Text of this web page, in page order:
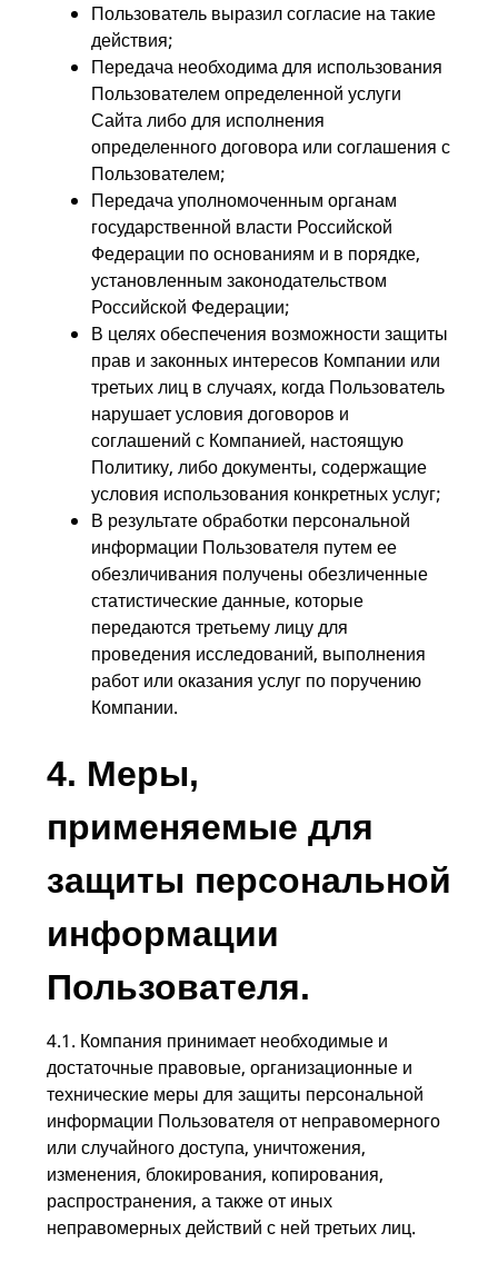
Пользователь выразил согласие на такие
действия;
Передача необходима для использования
Пользователем определенной услуги
Сайта либо для исполнения
определенного договора или соглашения с
Пользователем;
Передача уполномоченным органам
государственной власти Российской
Федерации по основаниям и в порядке,
установленным законодательством
Российской Федерации;
В целях обеспечения возможности защиты
прав и законных интересов Компании или
третьих лиц в случаях, когда Пользователь
нарушает условия договоров и
соглашений с Компанией, настоящую
Политику, либо документы, содержащие
условия использования конкретных услуг;
В результате обработки персональной
информации Пользователя путем ее
обезличивания получены обезличенные
статистические данные, которые
передаются третьему лицу для
проведения исследований, выполнения
работ или оказания услуг по поручению
Компании.
4. ​Меры,
применяемые для
защиты персональной
информации
Пользователя.
4.1. Компания принимает необходимые и
достаточные правовые, организационные и
технические меры для защиты персональной
информации Пользователя от неправомерного
или случайного доступа, уничтожения,
изменения, блокирования, копирования,
распространения, а также от иных
неправомерных действий с ней третьих лиц.